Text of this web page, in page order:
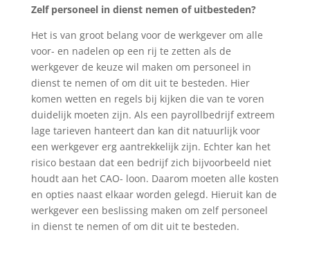
Zelf personeel in dienst nemen of uitbesteden?
Het is van groot belang voor de werkgever om alle
voor- en nadelen op een rij te zetten als de
werkgever de keuze wil maken om personeel in
dienst te nemen of om dit uit te besteden. Hier
komen wetten en regels bij kijken die van te voren
duidelijk moeten zijn. Als een payrollbedrijf extreem
lage tarieven hanteert dan kan dit natuurlijk voor
een werkgever erg aantrekkelijk zijn. Echter kan het
risico bestaan dat een bedrijf zich bijvoorbeeld niet
houdt aan het CAO- loon. Daarom moeten alle kosten
en opties naast elkaar worden gelegd. Hieruit kan de
werkgever een beslissing maken om zelf personeel
in dienst te nemen of om dit uit te besteden.